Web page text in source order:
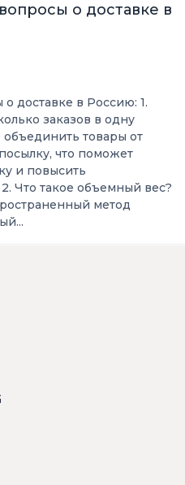
о доставке в
доставке в Россию: 1.
заказов в одну
товары от
что поможет
и повысить
Что такое объемный вес?
метод